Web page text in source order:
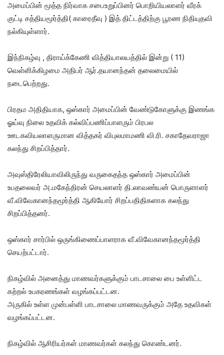
அமைப்பின் மூத்த நிர்வாக சபைஉறுப்பினர் பொறியியலாளர் வீரக்
குட்டி சத்தியமூர்த்தி( காரைதீவு ) இத் திட்டத்திற்கு பூரண நிதியுதவி
நல்கியுள்ளார்.
இந்நிகழ்வு , திராய்க்கேணி வித்தியாலயத்தில் இன்று ( 11)
வெள்ளிக்கிழமை அதிபர் ஆர்.தயானந்தன் தலைமையில்
நடைபெற்றது.
பிரதம அதிதியாக, ஒஸ்கார் அமைப்பின் வேண்டுகோளுக்கு இணங்க
ஓய்வு நிலை உதவிக் கல்விப்பணிப்பாளரும் பிரபல
ஊடகவியலாளருமான வித்தகர் விபுலமாமணி வி.ரி. சகாதேவராஜா
கலந்து சிறப்பித்தார்.
அவுஸ்திரேலியாவிலிருந்து வருகைதந்த ஒஸ்கார் அமைப்பின்
உபதலைவர் அ.மகேந்திரன் செயலாளர் தி.லாவண்யன் பொருளாளர்
வீ.விவேகானந்தமூர்த்தி ஆகியோர் சிறப்பதிதிகளாக கலந்து
சிறப்பித்தனர்.
ஒஸ்கார் சார்பில் ஒருங்கிணைப்பாளராக வீ.விவேகானந்தமூர்த்தி
செயற்பட்டார்.
நிகழ்வில் அனைத்து மாணவர்களுக்கும் பாடசாலை பை உள்ளிட்ட
கற்றல் உபகரணங்கள் வழங்கப்பட்டன.
அருகில் உள்ள முன்பள்ளி பாடசாலை மாணவருக்கும் அதே உதவிகள்
வழங்கப்பட்டன.
நிகழ்வில் ஆசிரியர்கள் மாணவர்கள் கலந்து கொண்டனர்.